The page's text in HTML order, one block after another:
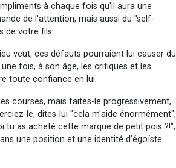
à chaque fois qu'il aura une
de l'attention, mais aussi du "self-
de votre fils.
veut, ces défauts pourraient lui causer du
fois, à son âge, les critiques et les
toute confiance en lui.
courses, mais faites-le progressivement,
le, dites-lui "cela m'aide énormément",
tu as acheté cette marque de petit pois ?!",
une position et une identité d'égoïste